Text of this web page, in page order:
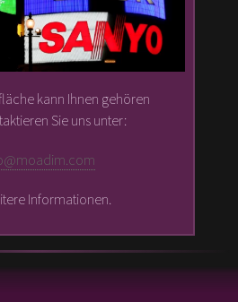
kann Ihnen gehören
Sie uns unter:
Informationen.